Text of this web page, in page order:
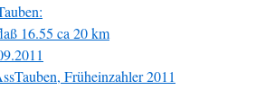
16.55 ca 20 km
Früheinzahler 2011